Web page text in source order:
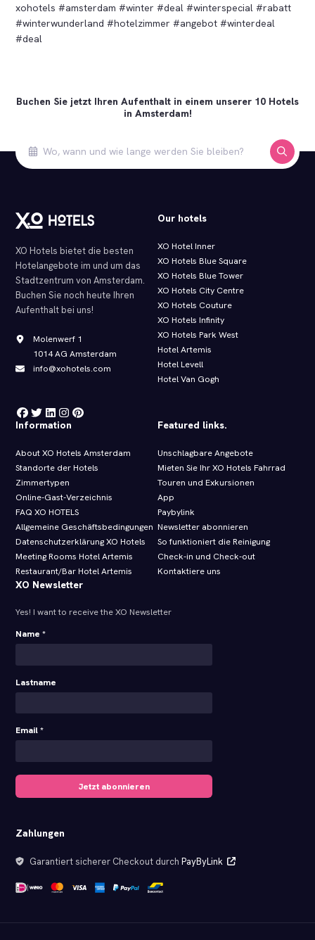
xohotels #amsterdam #winter #deal #winterspecial #rabatt
#winterwunderland #hotelzimmer #angebot #winterdeal
#deal
Buchen Sie jetzt Ihren Aufenthalt in einem unserer 10 Hotels
in Amsterdam!
XO Hotels bietet die besten
Hotelangebote im und um das
Stadtzentrum von Amsterdam.
Buchen Sie noch heute Ihren
Aufenthalt bei uns!
Molenwerf 1
1014 AG Amsterdam
info@xohotels.com
Our hotels
XO Hotel Inner
XO Hotels Blue Square
XO Hotels Blue Tower
XO Hotels City Centre
XO Hotels Couture
XO Hotels Infinity
XO Hotels Park West
Hotel Artemis
Hotel Levell
Hotel Van Gogh
Information
About XO Hotels Amsterdam
Standorte der Hotels
Zimmertypen
Online-Gast-Verzeichnis
FAQ XO HOTELS
Allgemeine Geschäftsbedingungen
Datenschutzerklärung XO Hotels
Meeting Rooms Hotel Artemis
Restaurant/Bar Hotel Artemis
Featured links.
Unschlagbare Angebote
Mieten Sie Ihr XO Hotels Fahrrad
Touren und Exkursionen
App
Paybylink
Newsletter abonnieren
So funktioniert die Reinigung
Check-in und Check-out
Kontaktiere uns
XO Newsletter
Yes! I want to receive the XO Newsletter
Name *
Lastname
Email *
Jetzt abonnieren
Zahlungen
Garantiert sicherer Checkout durchPayByLink